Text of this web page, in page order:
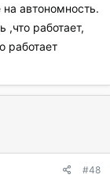
автономность.
,что работает,
работает
#48